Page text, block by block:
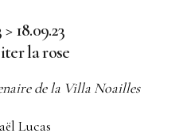
> 18.09.23
la rose
de la Villa Noailles
Lucas